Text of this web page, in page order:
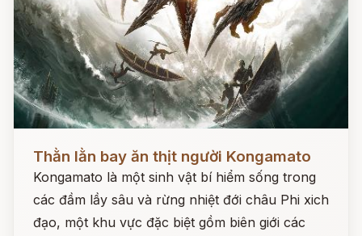
Đọc ngay
Thằn lằn bay ăn thịt người Kongamato
Kongamato là một sinh vật bí hiểm sống trong
các đầm lầy sâu và rừng nhiệt đới châu Phi xich
đạo, một khu vực đặc biệt gồm biên giới các